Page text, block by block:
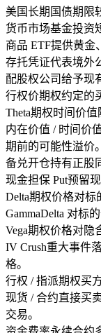
美国长期国债期限
货币市场基金投资
商品 ETF提供黄金
存托凭证代表境外
配股权公司给予现
行权价期权约定的
Theta期权时间价值
内在价值 / 时间价
期前的可能性溢价。
备兑开仓持有正股
现金担保 Put预留
Delta期权价格对标
GammaDelta 对标
Vega期权价格对隐
IV Crush重大事件
格。
行权 / 指派期权买
现货 / 合约直接买
交易。